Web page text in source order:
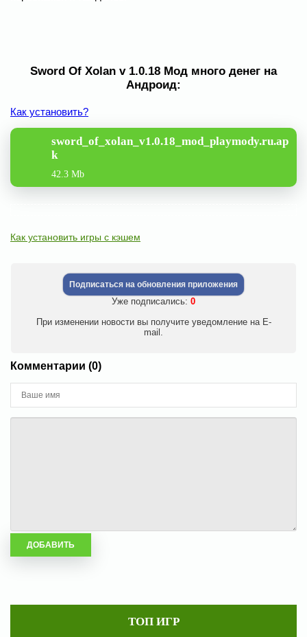
Sword Of Xolan v 1.0.18 Мод много денег на
Андроид:
Как установить?
sword_of_xolan_v1.0.18_mod_playmody.ru.ap
k
42.3 Mb
Как установить игры с кэшем
Подписаться на обновления приложения
Уже подписались: 0
При изменении новости вы получите уведомление на E-
mail.
Комментарии (0)
ТОП ИГР